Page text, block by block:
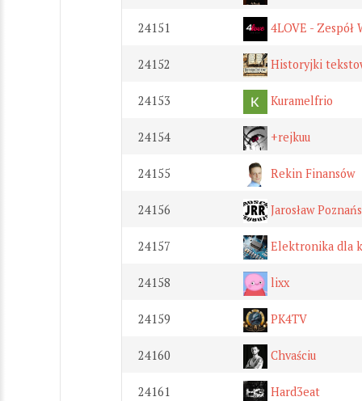
24151 4LOVE - Zespół
24152 Historyjki
24153 Kuramelfrio
24154 +rejkuu
24155 Rekin Finansów
24156 Jarosław
24157 Elektronika dla
24158 lixx
24159 PK4TV
24160 Chvaściu
24161 Hard3eat